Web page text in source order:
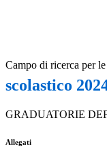
Campo di ricerca per
scolastico
GRADUATORIE
Allegati